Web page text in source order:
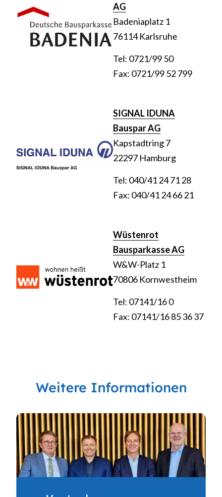
AG
Badeniaplatz 1
76114 Karlsruhe
Tel: 0721/99 50
Fax: 0721/99 52 799
SIGNAL IDUNA
Bauspar AG
Kapstadtring 7
22297 Hamburg
Tel: 040/41 24 71 28
Fax: 040/41 24 66 21
Wüstenrot
Bausparkasse AG
W&W-Platz 1
70806 Kornwestheim
Tel: 07141/16 0
Fax: 07141/16 85 36 37
Weitere Informationen